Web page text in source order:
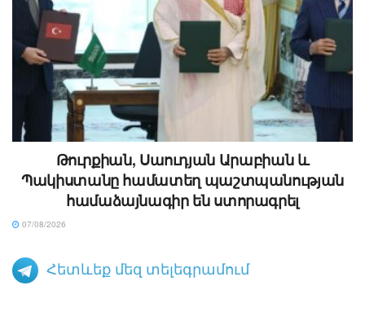
Թուրքիան, Սաուդյան Արաբիան և
Պակիստանը համատեղ պաշտպանության
համաձայնագիր են ստորագրել
07/08/2026
Հետևեք մեզ տելեգրամում